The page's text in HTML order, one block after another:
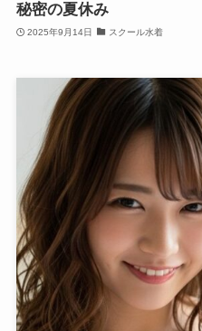
秘密の夏休み
2025年9月14日 スクール水着